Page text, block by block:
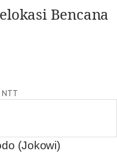
Bencana
NTT
(Jokowi)